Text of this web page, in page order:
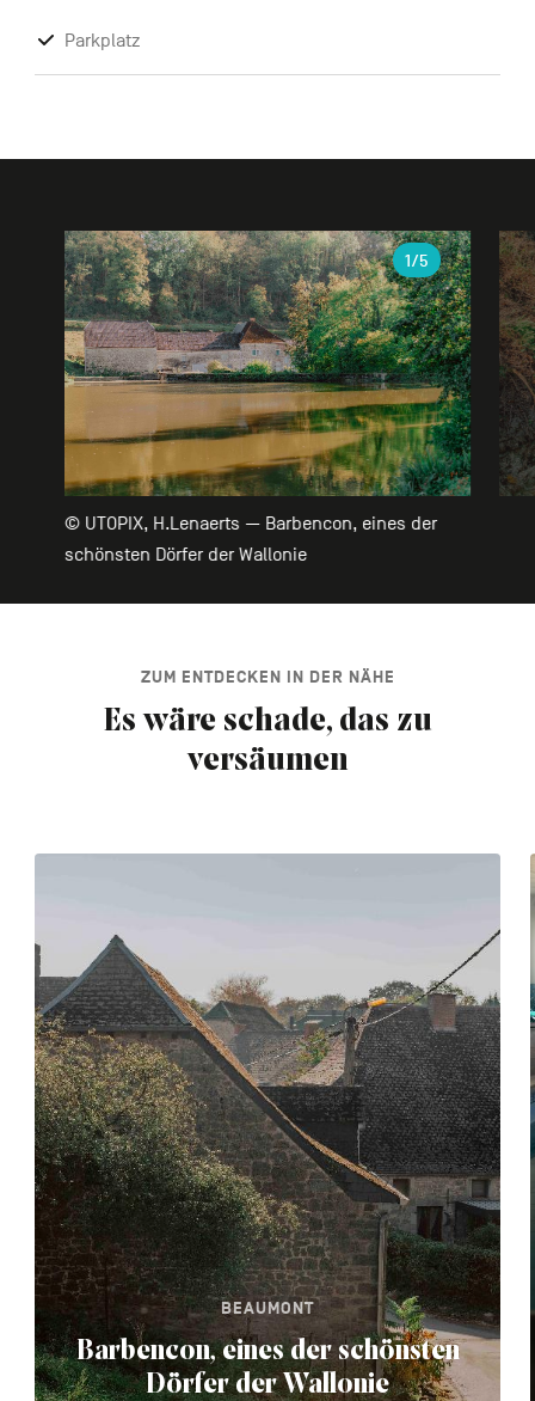
Parkplatz
Galerie
© UTOPIX, H.Lenaerts — Barbencon, eines der
schönsten Dörfer der Wallonie
1/5
ZUM ENTDECKEN IN DER NÄHE
Es wäre schade, das zu
versäumen
BEAUMONT
Barbencon, eines der schönsten
Dörfer der Wallonie